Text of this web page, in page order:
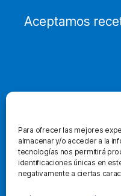
Para ofrecer las mejores
almacenar y/o acceder a la
tecnologías nos permitirá
identificaciones únicas en
negativamente a ciertas
Aceptamos